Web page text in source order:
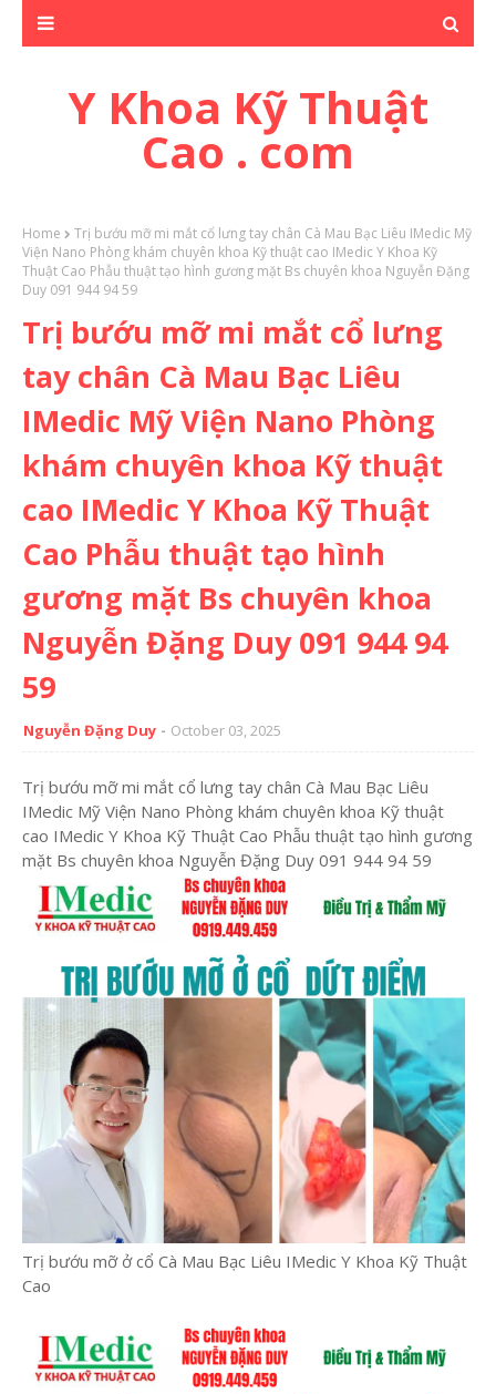
Y Khoa Kỹ Thuật
Cao . com
Home
Trị bướu mỡ mi mắt cổ lưng tay chân Cà Mau Bạc Liêu IMedic Mỹ
Viện Nano Phòng khám chuyên khoa Kỹ thuật cao IMedic Y Khoa Kỹ
Thuật Cao Phẫu thuật tạo hình gương mặt Bs chuyên khoa Nguyễn Đặng
Duy 091 944 94 59
Trị bướu mỡ mi mắt cổ lưng
tay chân Cà Mau Bạc Liêu
IMedic Mỹ Viện Nano Phòng
khám chuyên khoa Kỹ thuật
cao IMedic Y Khoa Kỹ Thuật
Cao Phẫu thuật tạo hình
gương mặt Bs chuyên khoa
Nguyễn Đặng Duy 091 944 94
59
Nguyễn Đặng Duy October 03, 2025
Trị bướu mỡ mi mắt cổ lưng tay chân Cà Mau Bạc Liêu
IMedic Mỹ Viện Nano Phòng khám chuyên khoa Kỹ thuật
cao IMedic Y Khoa Kỹ Thuật Cao Phẫu thuật tạo hình gương
mặt Bs chuyên khoa Nguyễn Đặng Duy 091 944 94 59
Trị bướu mỡ ở cổ Cà Mau Bạc Liêu IMedic Y Khoa Kỹ Thuật
Cao